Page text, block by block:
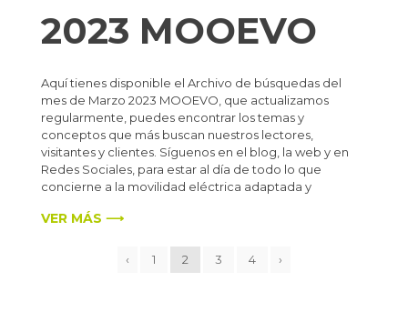
2023 MOOEVO
Aquí tienes disponible el Archivo de búsquedas del
mes de Marzo 2023 MOOEVO, que actualizamos
regularmente, puedes encontrar los temas y
conceptos que más buscan nuestros lectores,
visitantes y clientes. Síguenos en el blog, la web y en
Redes Sociales, para estar al día de todo lo que
concierne a la movilidad eléctrica adaptada y
VER MÁS ⟶
‹ 1 2 3 4 ›